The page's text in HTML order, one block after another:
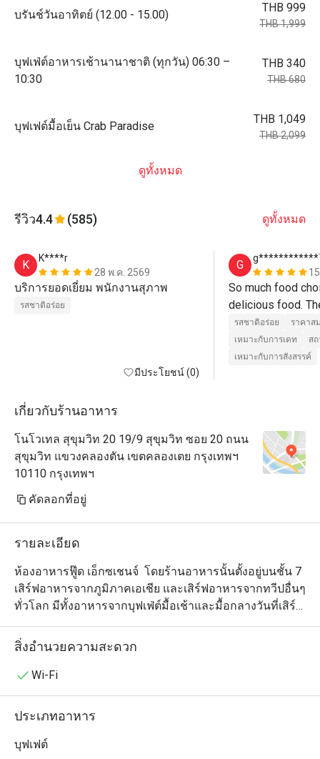
บรันช์วันอาทิตย์ (12.00 - 15.00)
THB 999
THB 1,999
บุฟเฟ่ต์อาหารเช้านานาชาติ (ทุกวัน) 06:30 –
10:30
THB 340
THB 680
บุฟเฟต์มื้อเย็น Crab Paradise
THB 1,049
THB 2,099
ดูทั้งหมด
รีวิว4.4 (585) ดูทั้งหมด
K
K****r
28 พ.ค. 2569
บริการยอดเยี่ยม พนักงานสุภาพ
รสชาติอร่อย
มีประโยชน์ (0)
G
So much food
delicious food.
รสชาติอร่อย
ราคาส
เหมาะกับการเดท
ส
เหมาะกับการสังสรรค์
เกี่ยวกับร้านอาหาร
โนโวเทล สุขุมวิท 20 19/9 สุขุมวิท ซอย 20 ถนน
สุขุมวิท แขวงคลองตัน เขตคลองเตย กรุงเทพฯ
10110 กรุงเทพฯ
คัดลอกที่อยู่
รายละเอียด
ห้องอาหารฟู๊ด เอ็กซเชนจ์  โดยร้านอาหารนั้นตั้งอยู่บนชั้น 7
เสิร์ฟอาหารจากภูมิภาคเอเชีย และเสิร์ฟอาหารจากทวีปอื่นๆ
ทั่วโลก มีทั้งอาหารจากบุฟเฟ่ต์มื้อเช้าและมื้อกลางวันที่เสิร์ฟ
ทุกๆวันและอาหารตามสั่งจากเมนูหลากหลาย จุดเด่นของ
อาหารอยู่ที่วัตถุดิบที่ผู้มาเยือนจะรู้สึกได้ถึงคุณภาพที่คัดสรร
ปการตกแต่งที่สะท้อนถึงวัฒนธรรมการทานอาหารของไทย
ทำให้รู้สึกเหมือนอยู่ท่ามกลางแสงไฟจากโคมลอย
มีการใช้ไม้ฉลุลวดลายต่างๆและโต๊ะไม้จริงในการใช้สอย
สิ่งอำนวยความสะดวก
Wi-Fi
ประเภทอาหาร
บุฟเฟต์